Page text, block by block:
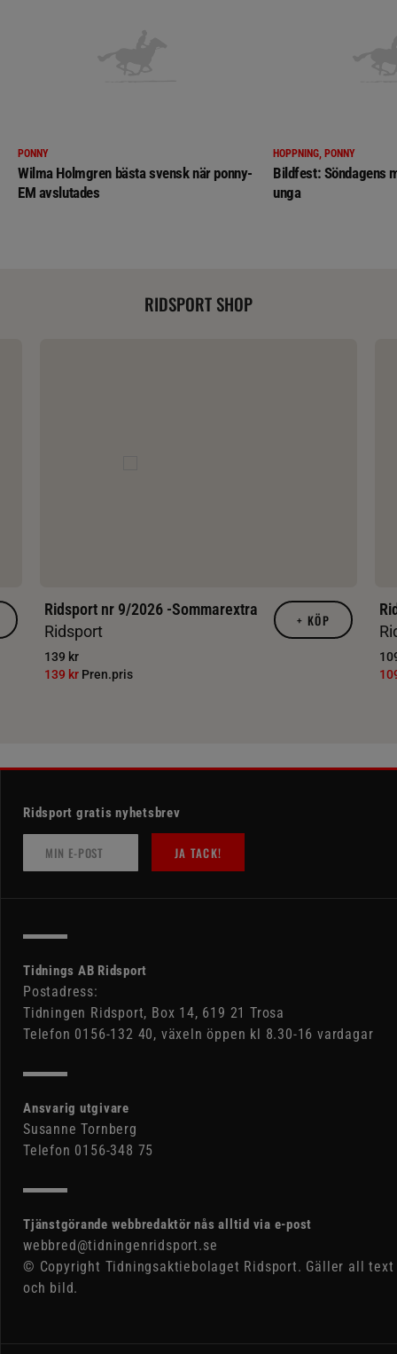
PONNY
Wilma Holmgren bästa svensk när ponny-
EM avslutades
HOPPNING, PONNY
Bildfest: Söndagens
unga
RIDSPORT SHOP
Ridsport nr 9/2026 -Sommarextra
Ridsport
139 kr
139 kr Pren.pris
+ KÖP
Ridsport gratis nyhetsbrev
JA TACK!
Tidnings AB Ridsport
Postadress:
Tidningen Ridsport, Box 14, 619 21 Trosa
Telefon 0156-132 40, växeln öppen kl 8.30-16 vardagar
Ansvarig utgivare
Susanne Tornberg
Telefon 0156-348 75
Tjänstgörande webbredaktör nås alltid via e-post
webbred@tidningenridsport.se
© Copyright Tidningsaktiebolaget Ridsport. Gäller all text
och bild.